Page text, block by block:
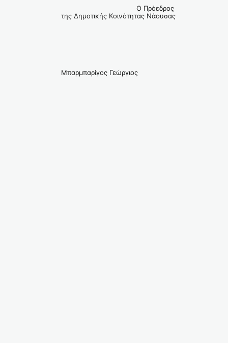
Ο Πρόεδρος
της Δημοτικής Κοινότητας Νάουσας
Μπαρμπαρίγος Γεώργιος